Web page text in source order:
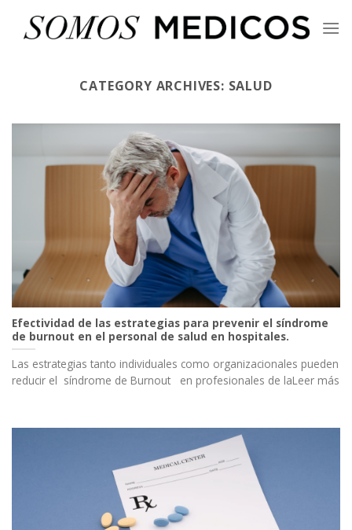
CATEGORY ARCHIVES: SALUD
Efectividad de las estrategias para prevenir el síndrome
de burnout en el personal de salud en hospitales.
Las estrategias tanto individuales como organizacionales pueden
reducir el síndrome de Burnout en profesionales de laLeer más